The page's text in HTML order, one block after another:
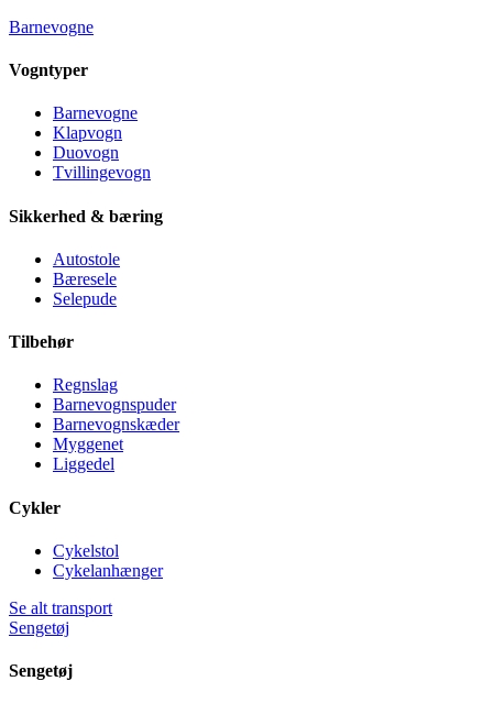
Barnevogne
Vogntyper
Barnevogne
Klapvogn
Duovogn
Tvillingevogn
Sikkerhed & bæring
Autostole
Bæresele
Selepude
Tilbehør
Regnslag
Barnevognspuder
Barnevognskæder
Myggenet
Liggedel
Cykler
Cykelstol
Cykelanhænger
Se alt transport
Sengetøj
Sengetøj